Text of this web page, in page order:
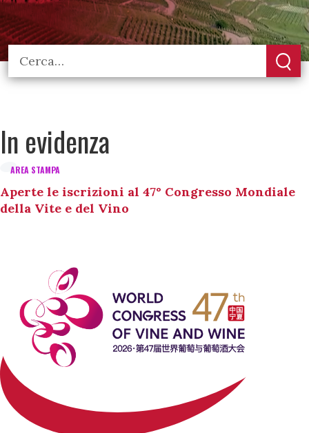
In evidenza
AREA STAMPA
Aperte le iscrizioni al 47° Congresso Mondiale
della Vite e del Vino